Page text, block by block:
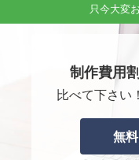
只今大変
制作費用
比べて下さい
無